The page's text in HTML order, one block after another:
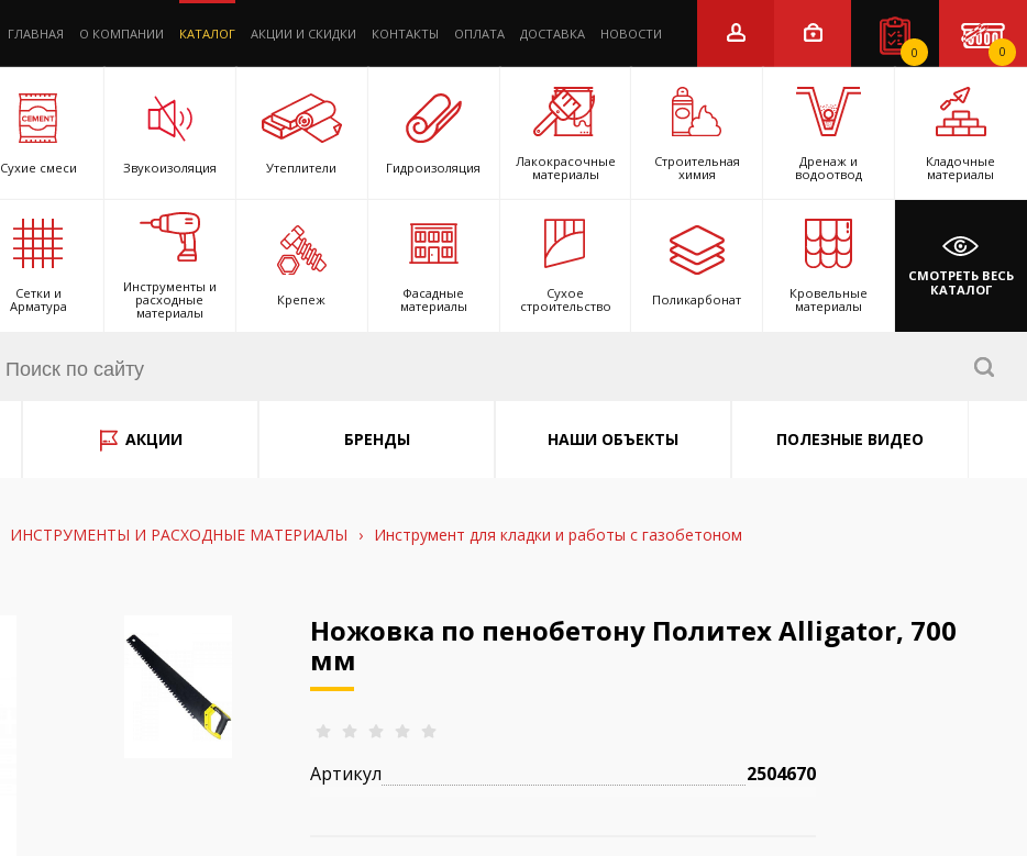
ГЛАВНАЯ О КОМПАНИИ КАТАЛОГ АКЦИИ И СКИДКИ КОНТАКТЫ ОПЛАТА ДОСТАВКА НОВОСТИ
0 0
Сухие смеси Звукоизоляция Утеплители Гидроизоляция
Лакокрасочные
материалы
Строительная
химия
Дренаж и
водоотвод
Кладочные
материалы
Сетки и
Арматура
Инструменты и
расходные
материалы
Крепеж
Фасадные
материалы
Сухое
строительство
Поликарбонат
Кровельные
материалы
СМОТРЕТЬ ВЕСЬ
КАТАЛОГ
АКЦИИ БРЕНДЫ НАШИ ОБЪЕКТЫ ПОЛЕЗНЫЕ ВИДЕО
ИНСТРУМЕНТЫ И РАСХОДНЫЕ МАТЕРИАЛЫ › Инструмент для кладки и работы с газобетоном
Ножовка по пенобетону Политех Alligator, 700
мм
Артикул 2504670